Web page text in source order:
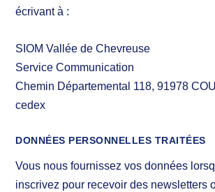
écrivant à :
SIOM Vallée de Chevreuse
Service Communication
Chemin Départemental 118, 91978
cedex
DONNÉES PERSONNELLES TRAITÉES
Vous nous fournissez vos données
inscrivez pour recevoir des newsletters